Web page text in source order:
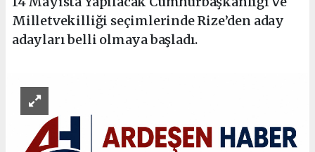
Milletvekilliği seçimlerinde Rize’den aday
adayları belli olmaya başladı.